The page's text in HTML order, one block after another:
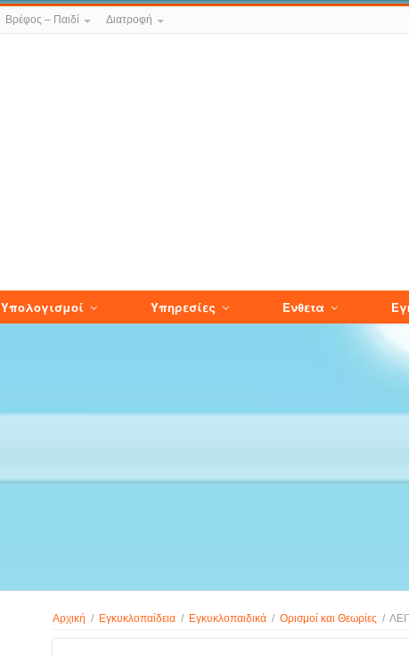
Βρέφος – Παιδί Διατροφή
Υπολογισμοί Υπηρεσίες Ενθετα
Αρχική / Εγκυκλοπαίδεια / Εγκυκλοπαιδικά / Ορισμοί και Θεωρίες /